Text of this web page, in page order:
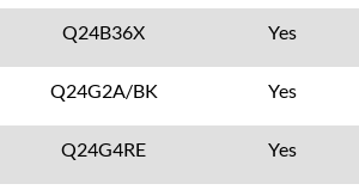
Q24B36X Yes
Q24G2A/BK Yes
Q24G4RE Yes